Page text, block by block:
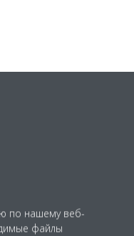
по нашему веб-
файлы